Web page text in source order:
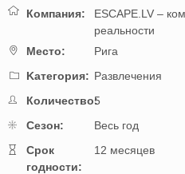
Компания:
ESCAPE.LV –
реальности
Mестo:
Рига
Kатегория: Развлечения
Количество:5
Cезон:
Весь год
Cрок
годности:
12 месяцев